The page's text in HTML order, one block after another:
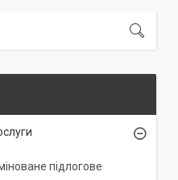
підлогове